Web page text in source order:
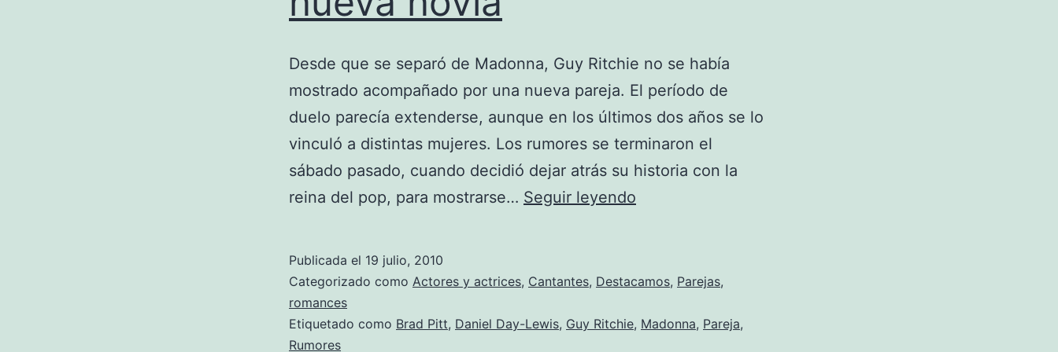
Desde que se separó de Madonna, Guy Ritchie no se había
mostrado acompañado por una nueva pareja. El período de
duelo parecía extenderse, aunque en los últimos dos años se lo
vinculó a distintas mujeres. Los rumores se terminaron el
sábado pasado, cuando decidió dejar atrás su historia con la
reina del pop, para mostrarse… Seguir leyendo
Madonna
nueva
Publicada el 19 julio, 2010
Categorizado como Actores y actrices, Cantantes, Destacamos, Parejas,
romances
Etiquetado como Brad Pitt, Daniel Day-Lewis, Guy Ritchie, Madonna, Pareja,
Rumores